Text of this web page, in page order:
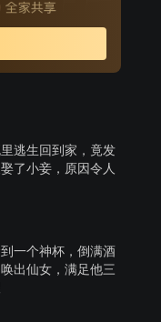
会发光的神杯能为
逃生回到家，竟发
了小妾，原因令人
一个神杯，倒满酒
出仙女，满足他三